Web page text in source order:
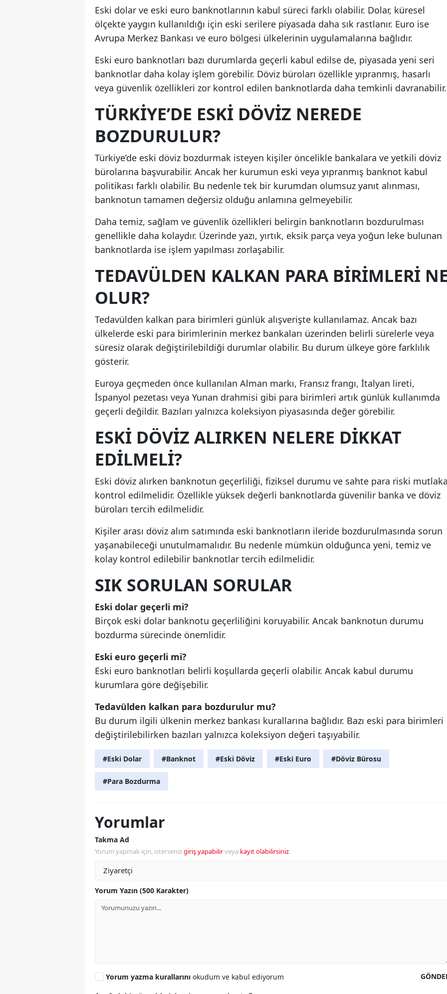
Eski dolar ve eski euro banknotlarının kabul süreci farklı olabilir. Dolar, küresel
ölçekte yaygın kullanıldığı için eski serilere piyasada daha sık rastlanır. Euro ise
Avrupa Merkez Bankası ve euro bölgesi ülkelerinin uygulamalarına bağlıdır.
Eski euro banknotları bazı durumlarda geçerli kabul edilse de, piyasada yeni seri
banknotlar daha kolay işlem görebilir. Döviz büroları özellikle yıpranmış, hasarlı
veya güvenlik özellikleri zor kontrol edilen banknotlarda daha temkinli davranabilir.
TÜRKIYE’DE ESKI DÖVIZ NEREDE
BOZDURULUR?
Türkiye’de eski döviz bozdurmak isteyen kişiler öncelikle bankalara ve yetkili döviz
bürolarına başvurabilir. Ancak her kurumun eski veya yıpranmış banknot kabul
politikası farklı olabilir. Bu nedenle tek bir kurumdan olumsuz yanıt alınması,
banknotun tamamen değersiz olduğu anlamına gelmeyebilir.
Daha temiz, sağlam ve güvenlik özellikleri belirgin banknotların bozdurulması
genellikle daha kolaydır. Üzerinde yazı, yırtık, eksik parça veya yoğun leke bulunan
banknotlarda ise işlem yapılması zorlaşabilir.
TEDAVÜLDEN KALKAN PARA BIRIMLERI
OLUR?
Tedavülden kalkan para birimleri günlük alışverişte kullanılamaz. Ancak bazı
ülkelerde eski para birimlerinin merkez bankaları üzerinden belirli sürelerle veya
süresiz olarak değiştirilebildiği durumlar olabilir. Bu durum ülkeye göre farklılık
gösterir.
Euroya geçmeden önce kullanılan Alman markı, Fransız frangı, İtalyan lireti,
İspanyol pezetası veya Yunan drahmisi gibi para birimleri artık günlük kullanımda
geçerli değildir. Bazıları yalnızca koleksiyon piyasasında değer görebilir.
ESKI DÖVIZ ALIRKEN NELERE DIKKAT
EDILMELI?
Eski döviz alırken banknotun geçerliliği, fiziksel durumu ve sahte para riski
kontrol edilmelidir. Özellikle yüksek değerli banknotlarda güvenilir banka ve döviz
büroları tercih edilmelidir.
Kişiler arası döviz alım satımında eski banknotların ileride bozdurulmasında sorun
yaşanabileceği unutulmamalıdır. Bu nedenle mümkün olduğunca yeni, temiz ve
kolay kontrol edilebilir banknotlar tercih edilmelidir.
SIK SORULAN SORULAR
Eski dolar geçerli mi?
Birçok eski dolar banknotu geçerliliğini koruyabilir. Ancak banknotun durumu
bozdurma sürecinde önemlidir.
Eski euro geçerli mi?
Eski euro banknotları belirli koşullarda geçerli olabilir. Ancak kabul durumu
kurumlara göre değişebilir.
Tedavülden kalkan para bozdurulur mu?
Bu durum ilgili ülkenin merkez bankası kurallarına bağlıdır. Bazı eski para birimleri
değiştirilebilirken bazıları yalnızca koleksiyon değeri taşıyabilir.
#Eski Dolar #Banknot #Eski Döviz #Eski Euro #Döviz Bürosu
#Para Bozdurma
Yorumlar
Takma Ad
Yorum yapmak için, istersenizgiriş yapabilirveya kayıt olabilirsiniz.
Yorum Yazın (500 Karakter)
Yorum yazma kurallarını okudum ve kabul ediyorum